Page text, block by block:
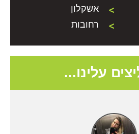
אשקלון
רחובות
עלינו...